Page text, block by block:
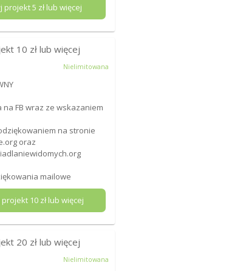
projekt5 zł lub więcej
10 zł lub więcej
Nielimitowana
na FB wraz ze wskazaniem
na stronie
oraz
mailowe
projekt 10 zł lub więcej
20 zł lub więcej
Nielimitowana